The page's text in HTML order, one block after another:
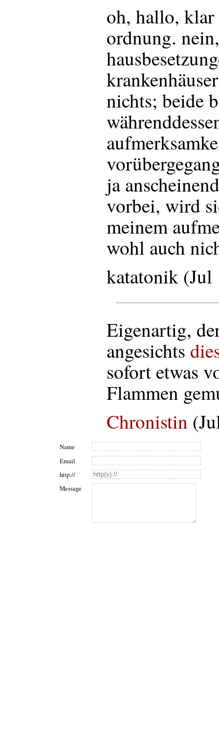
oh, hallo,
ordnung.
nichts; beide
ja
vorbei, wird
meinem
wohl auch
katatonik
Eigenartig,
angesichts
sofort etwas
Flammen
Chronistin
Name
Email
http://
Message